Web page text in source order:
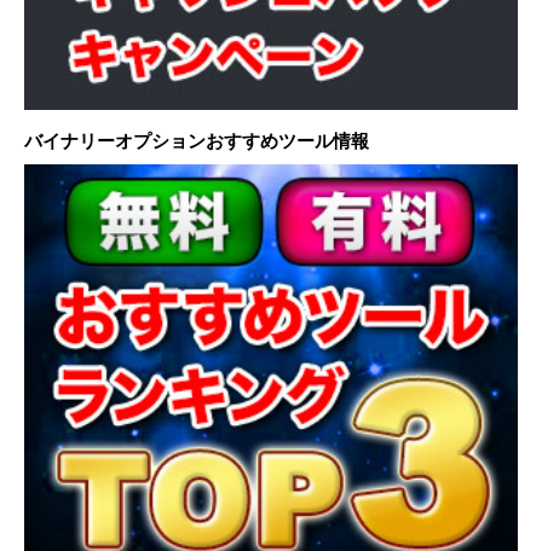
バイナリーオプションおすすめツール情報